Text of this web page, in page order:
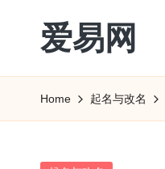
爱易网
历
阳
转
Home 起名与改名